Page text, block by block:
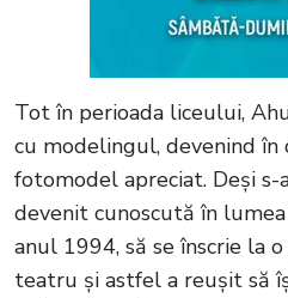
Tot în perioada liceului,
cu modelingul, devenind în
fotomodel apreciat. Deși s-
devenit cunoscută în
anul 1994, să se înscrie la
teatru și astfel a reușit să